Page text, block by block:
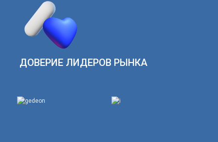
ДОВЕРИЕ ЛИДЕРОВ РЫНКА